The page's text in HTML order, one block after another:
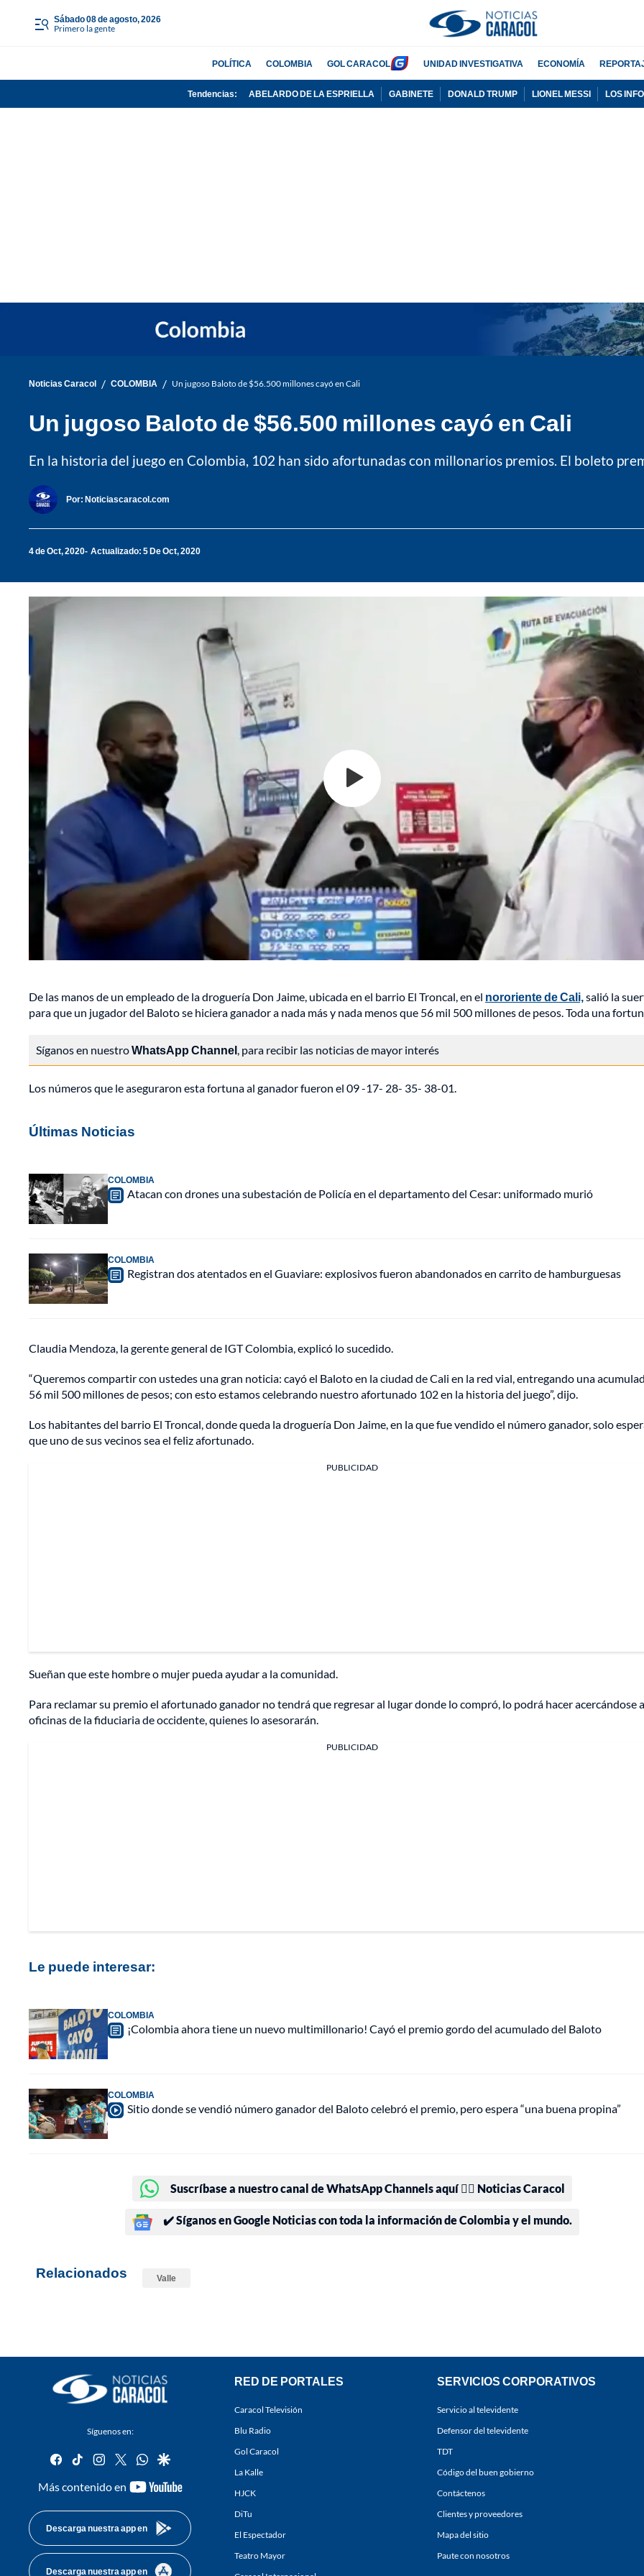
sábado 08 de agosto, 2026
Primero la gente
POLÍTICA COLOMBIA GOL CARACOL UNIDAD INVESTIGATIVA ECONOMÍA
Tendencias: ABELARDO DE LA ESPRIELLA GABINETE DONALD TRUMP LIONEL MESSI LOS
Noticias Caracol / COLOMBIA / Un jugoso Baloto de $56.500 millones cayó en Cali
Un jugoso Baloto de $56.500 millones cayó en Cali
En la historia del juego en Colombia, 102 han sido afortunadas con millonarios premios. El boleto
Por: Noticiascaracol.com
4 de Oct, 2020 Actualizado: 5 De Oct, 2020
De las manos de un empleado de la droguería Don Jaime, ubicada en el barrio El Troncal, en el nororiente de Cali,salió la
para que un jugador del Baloto se hiciera ganador a nada más y nada menos que 56 mil 500 millones de pesos. Toda una
Síganos en nuestroWhatsApp Channel, para recibir las noticias de mayor interés
Los números que le aseguraron esta fortuna al ganador fueron el 09 -17- 28- 35- 38-01.
Últimas Noticias
COLOMBIA
Atacan con drones una subestación de Policía en el departamento del Cesar: uniformado murió
COLOMBIA
Registran dos atentados en el Guaviare: explosivos fueron abandonados en carrito de hamburguesas
Claudia Mendoza, la gerente general de IGT Colombia, explicó lo sucedido.
“Queremos compartir con ustedes una gran noticia: cayó el Baloto en la ciudad de Cali en la red vial, entregando una
56 mil 500 millones de pesos; con esto estamos celebrando nuestro afortunado 102 en la historia del juego”, dijo.
Los habitantes del barrio El Troncal, donde queda la droguería Don Jaime, en la que fue vendido el número ganador, solo
que uno de sus vecinos sea el feliz afortunado.
PUBLICIDAD
Sueñan que este hombre o mujer pueda ayudar a la comunidad.
Para reclamar su premio el afortunado ganador no tendrá que regresar al lugar donde lo compró, lo podrá hacer acercándose
oficinas de la fiduciaria de occidente, quienes lo asesorarán.
PUBLICIDAD
Le puede interesar:
COLOMBIA
¡Colombia ahora tiene un nuevo multimillonario! Cayó el premio gordo del acumulado del Baloto
COLOMBIA
Sitio donde se vendió número ganador del Baloto celebró el premio, pero espera “una buena propina”
Suscríbase a nuestro canal de WhatsApp Channels aquí 👉🏻 Noticias Caracol
✔️ Síganos en Google Noticias con toda la información de Colombia y el mundo.
Relacionados Valle
Síguenos en:
facebook
tiktok instagram
twitterwhatsapp
google
Más contenido en
youtube-
Descarga nuestra app en
Descarga nuestra app en
RED DE PORTALES
Caracol Televisión
Blu Radio
Gol Caracol
La Kalle
HJCK
DiTu
El Espectador
Teatro Mayor
SERVICIOS CORPORATIVOS
Servicio al televidente
Defensor del televidente
TDT
Código del buen gobierno
Contáctenos
Clientes y proveedores
Mapa del sitio
Paute con nosotros